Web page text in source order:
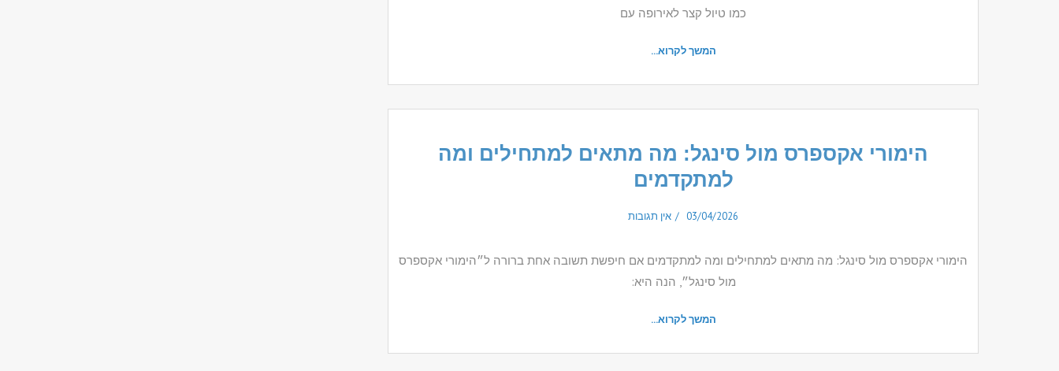
כמו טיול קצר לאירופה עם
המשך לקרוא...
הימורי אקספרס מול סינגל: מה מתאים למתחילים ומה
למתקדמים
03/04/2026 אין תגובות
הימורי אקספרס מול סינגל: מה מתאים למתחילים ומה למתקדמים אם חיפשת תשובה אחת ברורה ל״הימורי אקספרס
מול סינגל״, הנה היא:
המשך לקרוא...